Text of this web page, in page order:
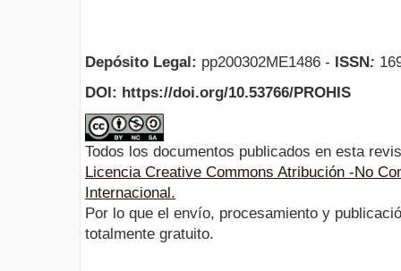
Depósito Legal: pp200302ME1486 - ISSN:
DOI: https://doi.org/10.53766/PROHIS
Todos los documentos publicados en esta
Licencia Creative Commons Atribución -No
Internacional.
Por lo que el envío, procesamiento y
totalmente gratuito.